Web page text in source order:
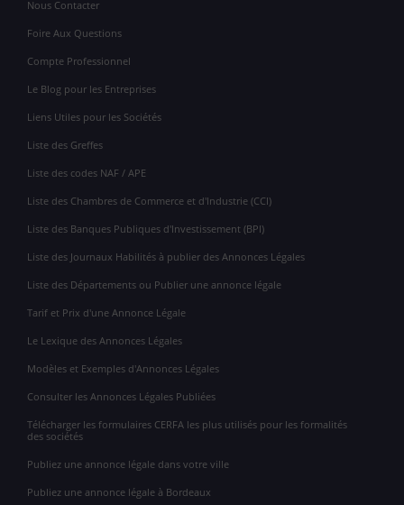
Nous Contacter
Foire Aux Questions
Compte Professionnel
Le Blog pour les Entreprises
Liens Utiles pour les Sociétés
Liste des Greffes
Liste des codes NAF / APE
Liste des Chambres de Commerce et d'Industrie (CCI)
Liste des Banques Publiques d'Investissement (BPI)
Liste des Journaux Habilités à publier des Annonces Légales
Liste des Départements ou Publier une annonce légale
Tarif et Prix d'une Annonce Légale
Le Lexique des Annonces Légales
Modèles et Exemples d'Annonces Légales
Consulter les Annonces Légales Publiées
Télécharger les formulaires CERFA les plus utilisés pour les formalités
des sociétés
Publiez une annonce légale dans votre ville
Publiez une annonce légale à Bordeaux